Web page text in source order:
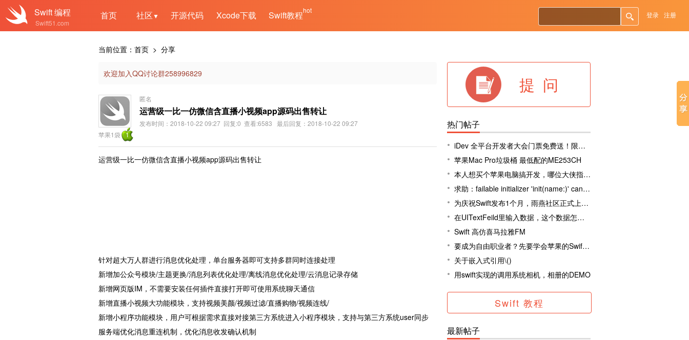
Swift编程
Swift51.com
首页 社区▼ 开源代码 Xcode下载 Swift教程hot
登录 注册
当前位置： 首页 > 分享
欢迎加入QQ讨论群258996829
苹果1袋 1
匿名
运营级一比一仿微信含直播小视频app源码出售转让
发布时间：2018-10-22 09:27 回复:0 查看:6583 最后回复：2018-10-22 09:27
运营级一比一仿微信含直播小视频app源码出售转让
针对超大万人群进行消息优化处理，单台服务器即可支持多群同时连接处理
新增加公众号模块/主题更换/消息列表优化处理/离线消息优化处理/云消息记录存储
新增网页版IM，不需要安装任何插件直接打开即可使用系统聊天通信
新增直播小视频大功能模块，支持视频美颜/视频过滤/直播购物/视频连线/
新增小程序功能模块，用户可根据需求直接对接第三方系统进入小程序模块，支持与第三方系统user同步
服务端优化消息重连机制，优化消息收发确认机制
提 问
热门帖子
iDev 全平台开发者大会门票免费送！限量10张！
苹果Mac Pro垃圾桶 最低配的ME253CH
本人想买个苹果电脑搞开发，哪位大侠指点下
求助：failable initializer 'init(name:)' cannot override a non-failable initializer
为庆祝Swift发布1个月，雨燕社区正式上线。
在UITextFeild里输入数据，这个数据怎么做加减乘除？
Swift 高仿喜马拉雅FM
要成为自由职业者？先要学会苹果的Swift哦
关于嵌入式引用\()
用swift实现的调用系统相机，相册的DEMO
Swift 教程
最新帖子